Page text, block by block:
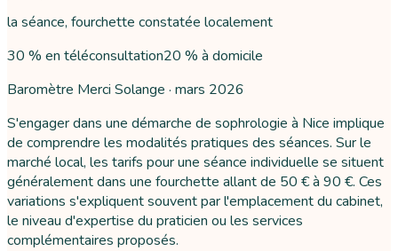
la séance, fourchette constatée localement
30 % en téléconsultation20 % à domicile
Baromètre Merci Solange · mars 2026
S'engager dans une démarche de sophrologie à Nice implique
de comprendre les modalités pratiques des séances. Sur le
marché local, les tarifs pour une séance individuelle se situent
généralement dans une fourchette allant de 50 € à 90 €. Ces
variations s'expliquent souvent par l'emplacement du cabinet,
le niveau d'expertise du praticien ou les services
complémentaires proposés.